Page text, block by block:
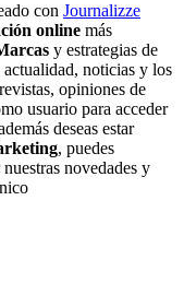
con Journalizze
online más
y estrategias de
noticias y los
opiniones de
usuario para acceder
deseas estar
, puedes
novedades y